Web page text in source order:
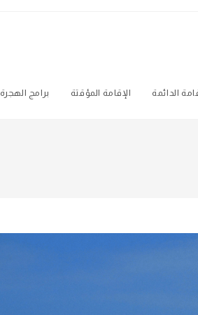
الدائمة الإقامة المؤقتة برامج الهجرة